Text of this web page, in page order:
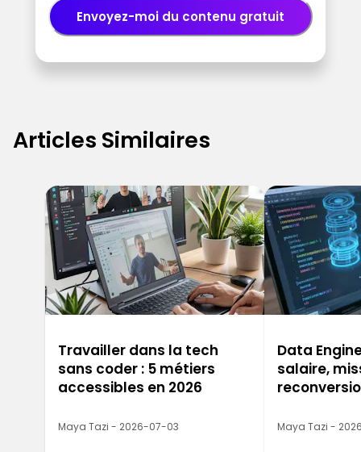
Envoyez-moi du contenu gratuit
Articles Similaires
Travailler dans la tech
sans coder : 5 métiers
accessibles en 2026
Maya Tazi - 2026-07-03
Data
salaire,
Maya Tazi -